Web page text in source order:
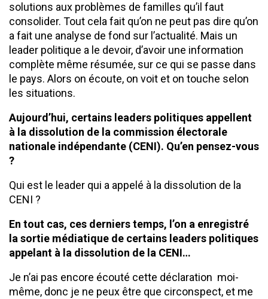
solutions aux problèmes de familles qu’il faut
consolider. Tout cela fait qu’on ne peut pas dire qu’on
a fait une analyse de fond sur l’actualité. Mais un
leader politique a le devoir, d’avoir une information
complète même résumée, sur ce qui se passe dans
le pays. Alors on écoute, on voit et on touche selon
les situations.
Aujourd’hui, certains leaders politiques appellent
à la dissolution de la commission électorale
nationale indépendante (CENI). Qu’en pensez-vous
?
Qui est le leader qui a appelé à la dissolution de la
CENI ?
En tout cas, ces derniers temps, l’on a enregistré
la sortie médiatique de certains leaders politiques
appelant à la dissolution de la CENI…
Je n’ai pas encore écouté cette déclaration moi-
même, donc je ne peux être que circonspect, et me